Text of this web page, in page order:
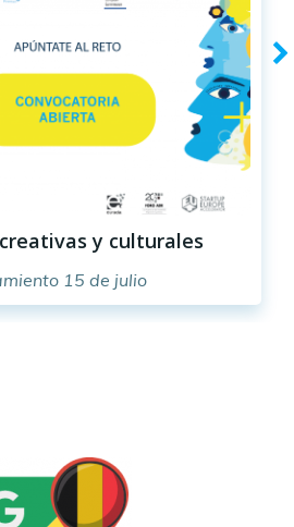
y culturales
15 de julio